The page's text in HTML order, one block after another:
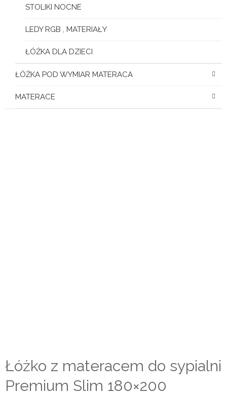
STOLIKI NOCNE
LEDY RGB , MATERIAŁY
ŁÓŻKA DLA DZIECI
ŁÓŻKA POD WYMIAR MATERACA
MATERACE
Łóżko z materacem do sypialni
Premium Slim 180×200